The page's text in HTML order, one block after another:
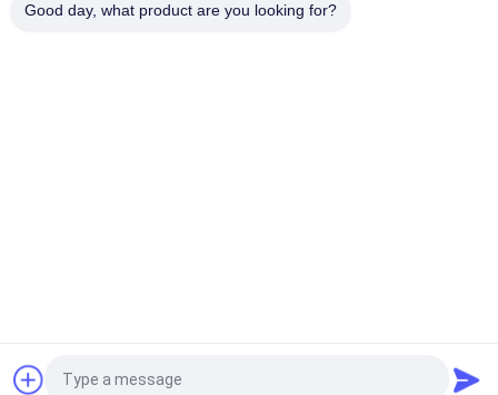
Good day, what product are you looking for?